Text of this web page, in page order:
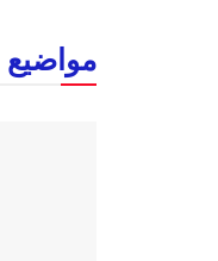
مواضيع